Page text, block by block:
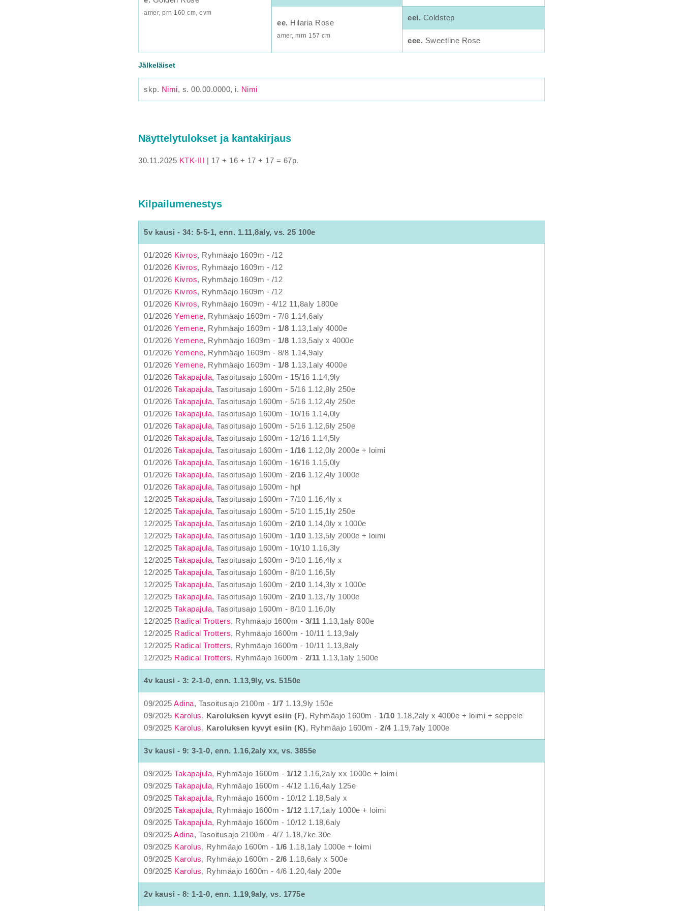
amer, prn 160 cm, evm
ee. Hilaria Rose
amer, mrn 157 cm
eei. Coldstep
eee. Sweetline Rose
Jälkeläiset
skp. Nimi, s. 00.00.0000, i. Nimi
Näyttelytulokset ja kantakirjaus
30.11.2025 KTK-III | 17 + 16 + 17 + 17 = 67p.
Kilpailumenestys
5v kausi - 34: 5-5-1, enn. 1.11,8aly, vs. 25 100e
01/2026 Kivros, Ryhmäajo 1609m - /12
01/2026 Kivros, Ryhmäajo 1609m - /12
01/2026 Kivros, Ryhmäajo 1609m - /12
01/2026 Kivros, Ryhmäajo 1609m - /12
01/2026 Kivros, Ryhmäajo 1609m - 4/12 11,8aly 1800e
01/2026 Yemene, Ryhmäajo 1609m - 7/8 1.14,6aly
01/2026 Yemene, Ryhmäajo 1609m - 1/8 1.13,1aly 4000e
01/2026 Yemene, Ryhmäajo 1609m - 1/8 1.13,5aly x 4000e
01/2026 Yemene, Ryhmäajo 1609m - 8/8 1.14,9aly
01/2026 Yemene, Ryhmäajo 1609m - 1/8 1.13,1aly 4000e
01/2026 Takapajula, Tasoitusajo 1600m - 15/16 1.14,9ly
01/2026 Takapajula, Tasoitusajo 1600m - 5/16 1.12,8ly 250e
01/2026 Takapajula, Tasoitusajo 1600m - 5/16 1.12,4ly 250e
01/2026 Takapajula, Tasoitusajo 1600m - 10/16 1.14,0ly
01/2026 Takapajula, Tasoitusajo 1600m - 5/16 1.12,6ly 250e
01/2026 Takapajula, Tasoitusajo 1600m - 12/16 1.14,5ly
01/2026 Takapajula, Tasoitusajo 1600m - 1/16 1.12,0ly 2000e + loimi
01/2026 Takapajula, Tasoitusajo 1600m - 16/16 1.15,0ly
01/2026 Takapajula, Tasoitusajo 1600m - 2/16 1.12,4ly 1000e
01/2026 Takapajula, Tasoitusajo 1600m - hpl
12/2025 Takapajula, Tasoitusajo 1600m - 7/10 1.16,4ly x
12/2025 Takapajula, Tasoitusajo 1600m - 5/10 1.15,1ly 250e
12/2025 Takapajula, Tasoitusajo 1600m - 2/10 1.14,0ly x 1000e
12/2025 Takapajula, Tasoitusajo 1600m - 1/10 1.13,5ly 2000e + loimi
12/2025 Takapajula, Tasoitusajo 1600m - 10/10 1.16,3ly
12/2025 Takapajula, Tasoitusajo 1600m - 9/10 1.16,4ly x
12/2025 Takapajula, Tasoitusajo 1600m - 8/10 1.16,5ly
12/2025 Takapajula, Tasoitusajo 1600m - 2/10 1.14,3ly x 1000e
12/2025 Takapajula, Tasoitusajo 1600m - 2/10 1.13,7ly 1000e
12/2025 Takapajula, Tasoitusajo 1600m - 8/10 1.16,0ly
12/2025 Radical Trotters, Ryhmäajo 1600m - 3/11 1.13,1aly 800e
12/2025 Radical Trotters, Ryhmäajo 1600m - 10/11 1.13,9aly
12/2025 Radical Trotters, Ryhmäajo 1600m - 10/11 1.13,8aly
12/2025 Radical Trotters, Ryhmäajo 1600m - 2/11 1.13,1aly 1500e
4v kausi - 3: 2-1-0, enn. 1.13,9ly, vs. 5150e
09/2025 Adina, Tasoitusajo 2100m - 1/7 1.13,9ly 150e
09/2025 Karolus, Karoluksen kyvyt esiin (F), Ryhmäajo 1600m - 1/10 1.18,2aly x 4000e + loimi + seppele
09/2025 Karolus, Karoluksen kyvyt esiin (K), Ryhmäajo 1600m - 2/41.19,7aly 1000e
3v kausi - 9: 3-1-0, enn. 1.16,2aly xx, vs. 3855e
09/2025 Takapajula, Ryhmäajo 1600m - 1/12 1.16,2aly xx 1000e + loimi
09/2025 Takapajula, Ryhmäajo 1600m - 4/12 1.16,4aly 125e
09/2025 Takapajula, Ryhmäajo 1600m - 10/12 1.18,5aly x
09/2025 Takapajula, Ryhmäajo 1600m - 1/12 1.17,1aly 1000e + loimi
09/2025 Takapajula, Ryhmäajo 1600m - 10/12 1.18,6aly
09/2025 Adina, Tasoitusajo 2100m - 4/7 1.18,7ke 30e
09/2025 Karolus, Ryhmäajo 1600m - 1/6 1.18,1aly 1000e + loimi
09/2025 Karolus, Ryhmäajo 1600m - 2/6 1.18,6aly x 500e
09/2025 Karolus, Ryhmäajo 1600m - 4/6 1.20,4aly 200e
2v kausi - 8: 1-1-0, enn. 1.19,9aly, vs. 1775e